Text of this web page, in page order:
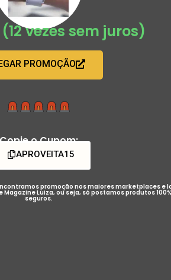
(12 vezes sem juros)
PROMOÇÃO
o Cupom:
APROVEITA15
promoção nos maiores marketplaces e
Magazine Luiza, ou seja, só postamos produtos 100%
seguros.